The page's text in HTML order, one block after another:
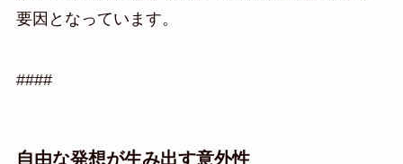
要因となっています。
####
自由な発想が生み出す意外性